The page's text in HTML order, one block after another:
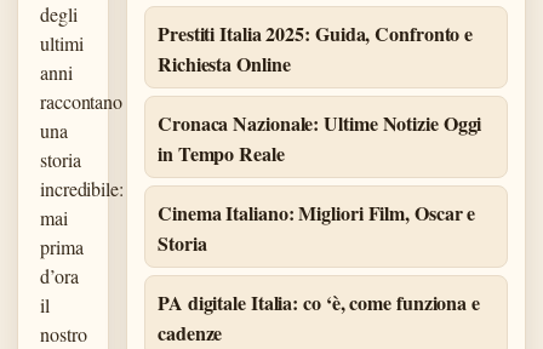
degli
ultimi
anni
raccontano
una
storia
incredibile:
mai
prima
d’ora
il
nostro
Prestiti Italia 2025: Guida, Confronto e
Richiesta Online
Cronaca Nazionale: Ultime Notizie Oggi
in Tempo Reale
Cinema Italiano: Migliori Film, Oscar e
Storia
PA digitale Italia: co ‘è, come funziona e
cadenze